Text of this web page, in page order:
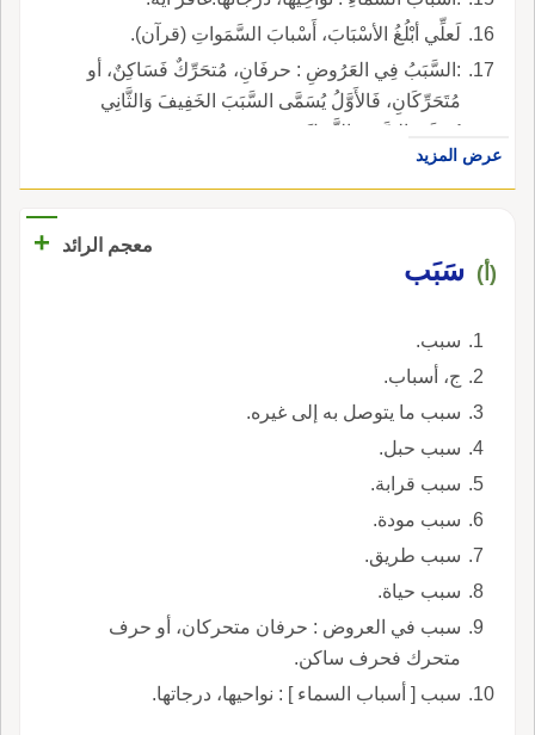
لَعلِّي أبْلُغُ الأسْبَابَ، أَسْبابَ السَّمَواتِ (قرآن).
:السَّبَبُ فِي العَرُوضِ : حرفَانِ، مُتحَرِّكٌ فَسَاكِنٌ، أو
مُتَحَرِّكَانِ، فَالأَوَّلُ يُسَمَّى السَّبَبَ الخَفِيفَ وَالثَّانِي
يُسَمَّى السَّبَبَ الثَّقِيلَ.
عرض المزيد
معجم الرائد +
(أ) سَبَب
سبب.
ج، أسباب.
سبب ما يتوصل به إلى غيره.
سبب حبل.
سبب قرابة.
سبب مودة.
سبب طريق.
سبب حياة.
سبب في العروض : حرفان متحركان، أو حرف
متحرك فحرف ساكن.
سبب [ أسباب السماء ] : نواحيها، درجاتها.